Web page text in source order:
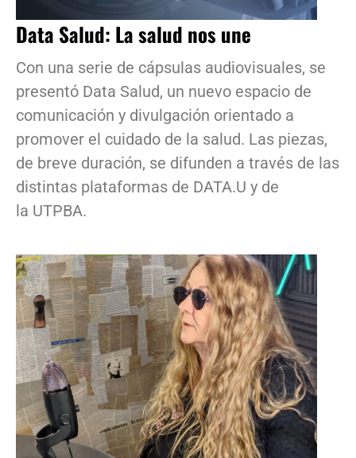
Data Salud: La salud nos une
Con una serie de cápsulas audiovisuales, se
presentó Data Salud, un nuevo espacio de
comunicación y divulgación orientado a
promover el cuidado de la salud. Las piezas,
de breve duración, se difunden a través de las
distintas plataformas de DATA.U y de
la UTPBA.